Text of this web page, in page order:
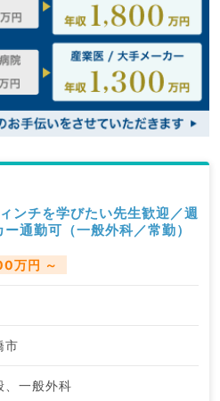
ンチを学びたい先生歓迎／週
通勤可（一般外科／常勤）
万円 ～
市
、一般外科